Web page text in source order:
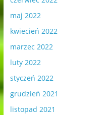
maj 2022
kwiecień 2022
marzec 2022
luty 2022
styczeń 2022
grudzień 2021
listopad 2021